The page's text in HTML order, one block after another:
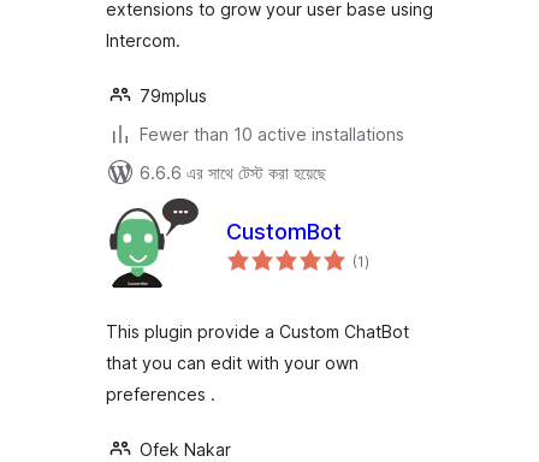
extensions to grow your user base using
Intercom.
79mplus
Fewer than 10 active installations
6.6.6 এর সাথে টেস্ট করা হয়েছে
CustomBot
(1total
ratings
)
This plugin provide a Custom ChatBot
that you can edit with your own
preferences .
Ofek Nakar